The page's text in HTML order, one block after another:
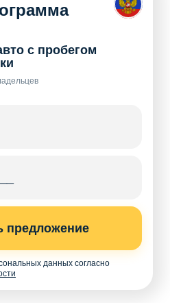
с пробегом
предложение
данных согласно